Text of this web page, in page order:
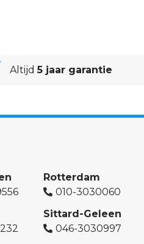
Altijd5 jaar garantie
Rotterdam
010-3030060
Sittard-Geleen
046-3030997